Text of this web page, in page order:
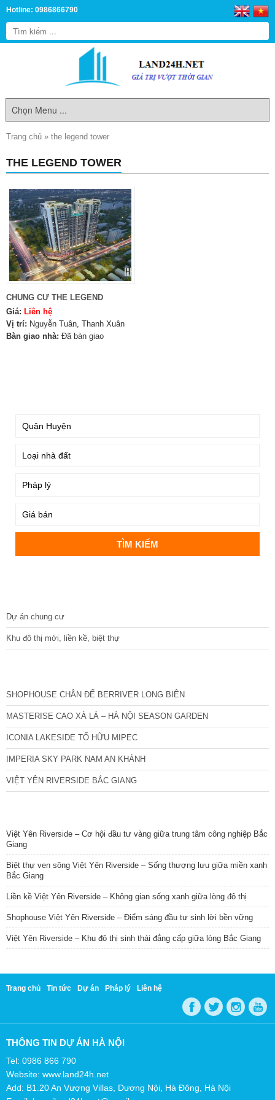
Hotline: 0986866790
Trang chủ » the legend tower
THE LEGEND TOWER
CHUNG CƯ THE LEGEND
Giá: Liên hệ
Vị trí: Nguyễn Tuân, Thanh Xuân
Bàn giao nhà: Đã bàn giao
Dự án chung cư
Khu đô thị mới, liền kề, biệt thự
SHOPHOUSE CHÂN ĐẾ BERRIVER LONG BIÊN
MASTERISE CAO XÀ LÁ – HÀ NỘI SEASON GARDEN
ICONIA LAKESIDE TỐ HỮU MIPEC
IMPERIA SKY PARK NAM AN KHÁNH
VIỆT YÊN RIVERSIDE BẮC GIANG
Việt Yên Riverside – Cơ hội đầu tư vàng giữa trung tâm công nghiệp Bắc
Giang
Biệt thự ven sông Việt Yên Riverside – Sống thượng lưu giữa miền xanh
Bắc Giang
Liền kề Việt Yên Riverside – Không gian sống xanh giữa lòng đô thị
Shophouse Việt Yên Riverside – Điểm sáng đầu tư sinh lời bền vững
Việt Yên Riverside – Khu đô thị sinh thái đẳng cấp giữa lòng Bắc Giang
Trang chủ Tin tức Dự án Pháp lý Liên hệ
THÔNG TIN DỰ ÁN HÀ NỘI
Tel: 0986 866 790
Website: www.land24h.net
Add: B1.20 An Vượng Villas, Dương Nội, Hà Đông, Hà Nội